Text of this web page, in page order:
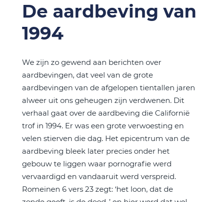
De aardbeving van
1994
We zijn zo gewend aan berichten over
aardbevingen, dat veel van de grote
aardbevingen van de afgelopen tientallen jaren
alweer uit ons geheugen zijn verdwenen. Dit
verhaal gaat over de aardbeving die Californië
trof in 1994. Er was een grote verwoesting en
velen stierven die dag. Het epicentrum van de
aardbeving bleek later precies onder het
gebouw te liggen waar pornografie werd
vervaardigd en vandaaruit werd verspreid.
Romeinen 6 vers 23 zegt: ‘het loon, dat de